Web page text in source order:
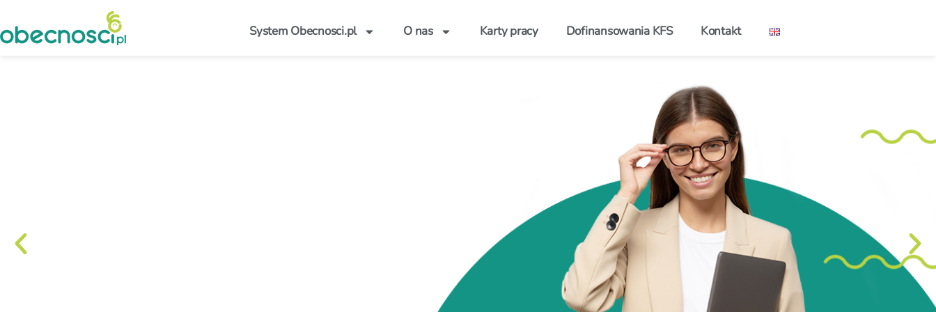
System Obecnosci.pl O nas Karty pracy Dofinansowania KFS Kontakt